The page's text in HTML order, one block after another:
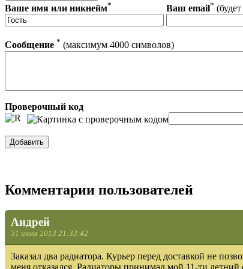
Ваше имя или никнейм* Ваш email*
Сообщение * (максимум 4000 символов)
Проверочный код
Комментарии пользователей
Андрей
31 июля 2013 21:33:42
Заказал два радиатора. Курьер перед доставкой не
меня отказался. Радиаторы принимал мой 11-ти